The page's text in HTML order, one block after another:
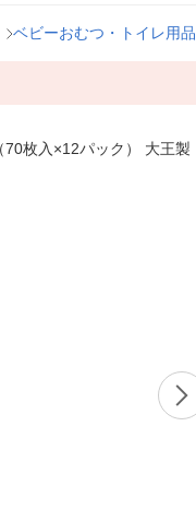
ベビーおむつ・トイレ用品